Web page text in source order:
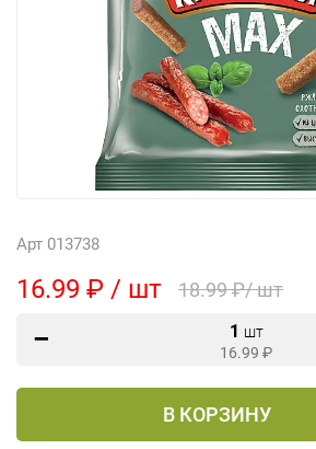
Арт 013738
16.99 ₽ / шт 18.99 ₽/ шт
1 шт
16.99 ₽
В КОРЗИНУ